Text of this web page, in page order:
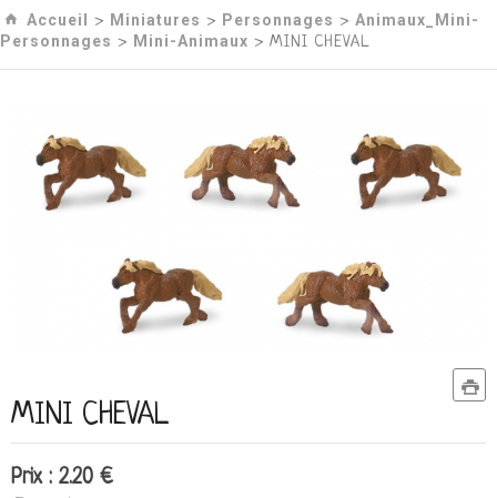
Accueil › Miniatures › Personnages ›Animaux_Mini-
Personnages › Mini-Animaux › MINI CHEVAL
MINI CHEVAL
Prix : 2.20 €